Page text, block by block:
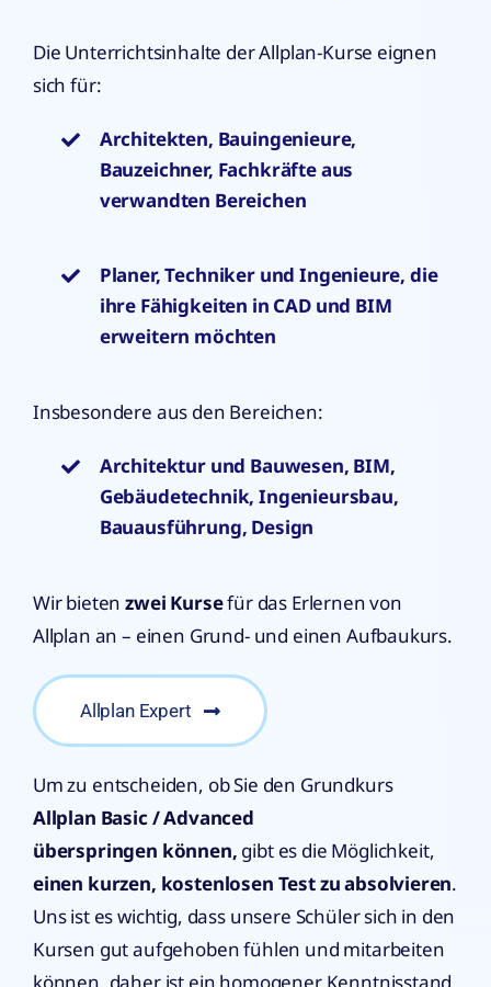
Die Unterrichtsinhalte der Allplan-Kurse eignen
sich für:
Architekten, Bauingenieure,
Bauzeichner, Fachkräfte aus
verwandten Bereichen
Planer, Techniker und Ingenieure, die
ihre Fähigkeiten in CAD und BIM
erweitern möchten
Insbesondere aus den Bereichen:
Architektur und Bauwesen, BIM,
Gebäudetechnik, Ingenieursbau,
Bauausführung, Design
Wir bietenzwei Kursefür das Erlernen von
Allplan an – einen Grund- und einen Aufbaukurs.
Allplan Expert
Um zu entscheiden, ob Sie den Grundkurs
Allplan Basic / Advanced
überspringen können, gibt es die Möglichkeit,
einen kurzen, kostenlosen Test zu absolvieren.
Uns ist es wichtig, dass unsere Schüler sich in den
Kursen gut aufgehoben fühlen und mitarbeiten